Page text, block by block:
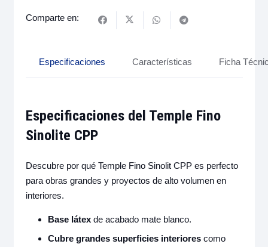
Comparte en:
Especificaciones Características Ficha
Especificaciones del Temple Fino
Sinolite CPP
Descubre por qué Temple Fino Sinolit CPP es perfecto
para obras grandes y proyectos de alto volumen en
interiores.
Base látex de acabado mate blanco.
Cubre grandes superficies interiores como